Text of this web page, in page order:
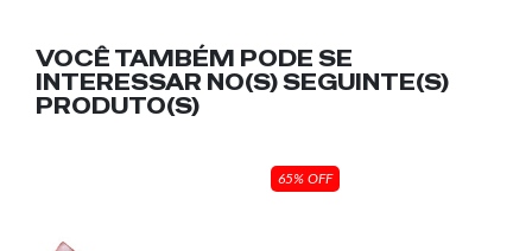
VOCÊ TAMBÉM PODE SE
INTERESSAR NO(S) SEGUINTE(S)
PRODUTO(S)
65% OFF